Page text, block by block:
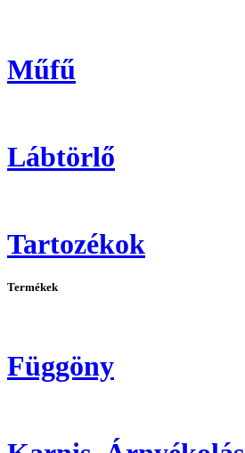
Műfű
Lábtörlő
Tartozékok
Termékek
Függöny